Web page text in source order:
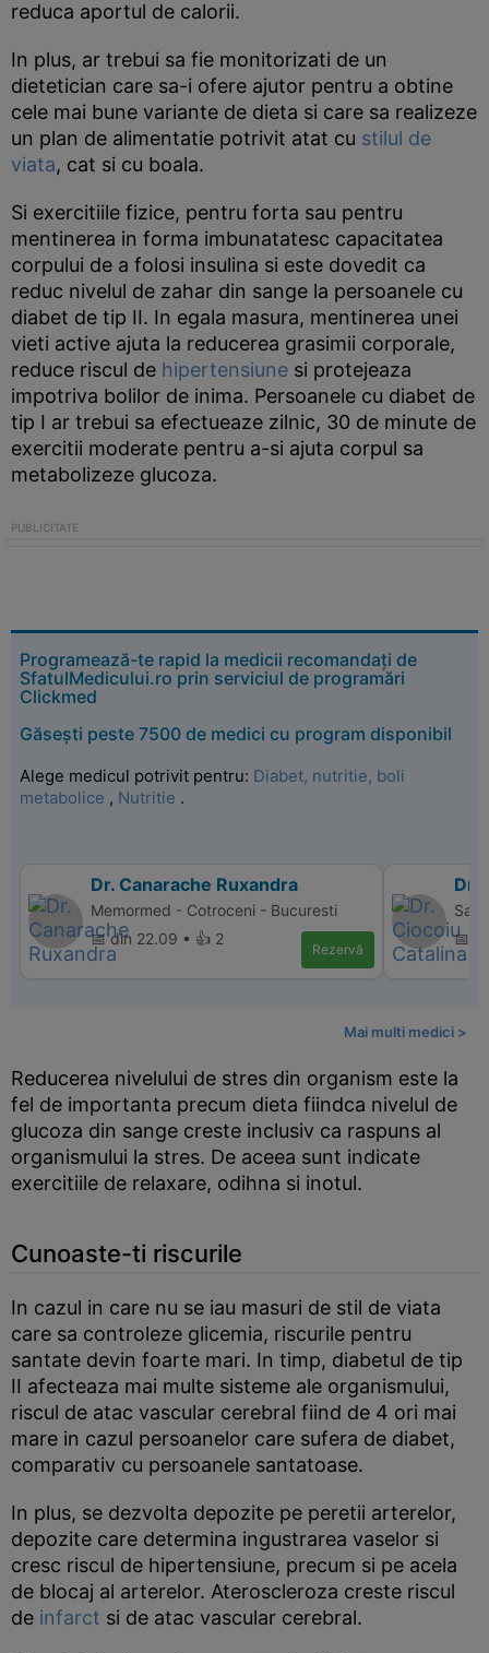
reduca aportul de calorii.
In plus, ar trebui sa fie monitorizati de un
dietetician care sa-i ofere ajutor pentru a obtine
cele mai bune variante de dieta si care sa realizeze
un plan de alimentatie potrivit atat cu stilul de
viata, cat si cu boala.
Si exercitiile fizice, pentru forta sau pentru
mentinerea in forma imbunatatesc capacitatea
corpului de a folosi insulina si este dovedit ca
reduc nivelul de zahar din sange la persoanele cu
diabet de tip II. In egala masura, mentinerea unei
vieti active ajuta la reducerea grasimii corporale,
reduce riscul de hipertensiune si protejeaza
impotriva bolilor de inima. Persoanele cu diabet de
tip I ar trebui sa efectueaze zilnic, 30 de minute de
exercitii moderate pentru a-si ajuta corpul sa
metabolizeze glucoza.
Programează-te rapid la medicii recomandați de
SfatulMedicului.ro prin serviciul de programări
Clickmed
Găsești peste 7500 de medici cu program disponibil
Alege medicul potrivit pentru: Diabet, nutritie, boli
metabolice , Nutritie .
Dr. Canarache Ruxandra
Memormed - Cotroceni - Bucuresti
📅 din 22.09 • 👍 2
Rezervă
Dr.
📅
Mai multi medici >
Reducerea nivelului de stres din organism este la
fel de importanta precum dieta fiindca nivelul de
glucoza din sange creste inclusiv ca raspuns al
organismului la stres. De aceea sunt indicate
exercitiile de relaxare, odihna si inotul.
Cunoaste-ti riscurile
In cazul in care nu se iau masuri de stil de viata
care sa controleze glicemia, riscurile pentru
santate devin foarte mari. In timp, diabetul de tip
II afecteaza mai multe sisteme ale organismului,
riscul de atac vascular cerebral fiind de 4 ori mai
mare in cazul persoanelor care sufera de diabet,
comparativ cu persoanele santatoase.
In plus, se dezvolta depozite pe peretii arterelor,
depozite care determina ingustrarea vaselor si
cresc riscul de hipertensiune, precum si pe acela
de blocaj al arterelor. Ateroscleroza creste riscul
de infarct si de atac vascular cerebral.